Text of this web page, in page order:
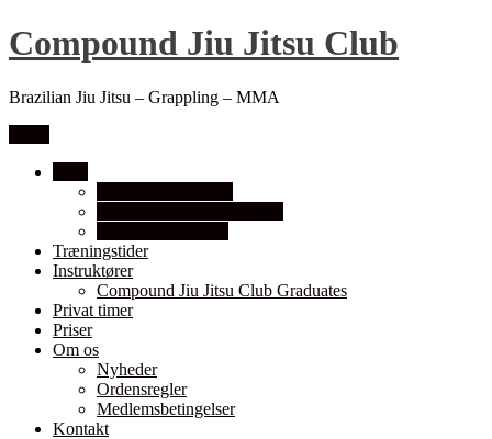
Compound Jiu Jitsu Club
Brazilian Jiu Jitsu – Grappling – MMA
Træningstider
Instruktører
Compound Jiu Jitsu Club Graduates
Privat timer
Priser
Om os
Nyheder
Ordensregler
Medlemsbetingelser
Kontakt